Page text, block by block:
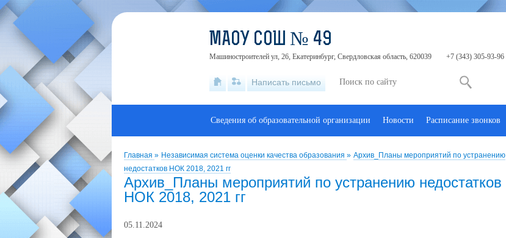
Главная » Независимая система оценки качества образования » Архив_Планы мероприятий по устранению
недостатков НОК 2018, 2021 гг
Архив_Планы мероприятий по устранению недостатков
НОК 2018, 2021 гг
05.11.2024
МАОУ СОШ № 49
Машиностроителей ул, 26, Екатеринбург, Свердловская область, 620039 +7 (343) 305-93-96
Написать письмо
Сведения об образовательной организации Новости Расписание звонков